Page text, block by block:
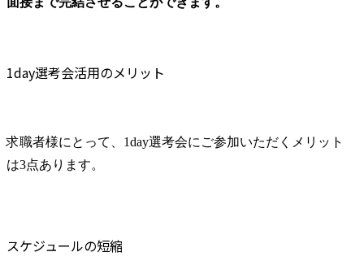
構想策定～実行支援 ・メディア:NFT等の新規事業戦略立案
DX戦略の具体化とプロジェクト推進支援(プライシングプロ
セスの半自動化/データ集約とポートフォリオ検討支援) ・金
融業:ネット証券ビジネスのM&A検討支援及び買収後のPMI
他:AI子会社「DeepPercept(ディープパーセプト)株式会社」と
連携した先端技術活用支援コンサルティング など ●One pool
ト】開発エンジニア(Python) ●【自社プロダクト】インフラ
し、宣言いたします。～ ●求める人物像 ・素直で誠実な人
・キャリアビジョンを描いている人 ・プロ意識を持って、
自律・自走している(したい)人 ・チャレンジが好きな人 ・
と考えています。 Customer Oriented 顧客起点で物事を考え、
して当事者意識を持ち、解決に導きます。 Appreciate Feedba
1day選考会活用のメリット
求職者様にとって、1day選考会にご参加いただくメリット
は3点あります。
スケジュールの短縮